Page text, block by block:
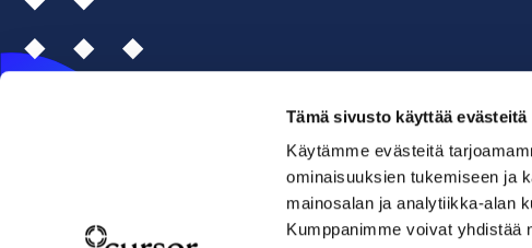
Tämä sivusto käyttää evästeitä
Käytämme evästeitä
ominaisuuksien tukemiseen ja
mainosalan ja analytiikka-alan
Kumppanimme voivat yhdistää